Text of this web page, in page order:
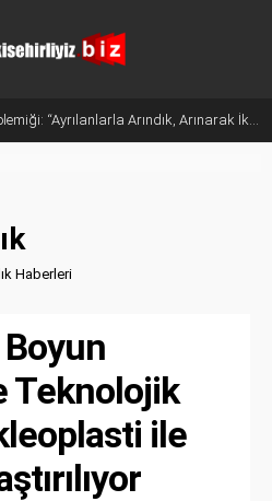
Sanayide Altyapı ve Temizlik Tepkisi: Gürhan Albayrak Küçük Sanayi Esnafını Ziyaret Etti
Haberleri
Teknolojik
ile